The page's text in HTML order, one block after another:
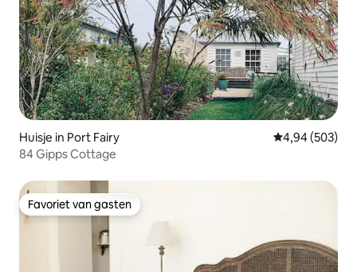
Huisje in Port Fairy Gemiddelde
4,94 (503)
84 Gipps Cottage
Favoriet van gasten
Favoriet van gasten